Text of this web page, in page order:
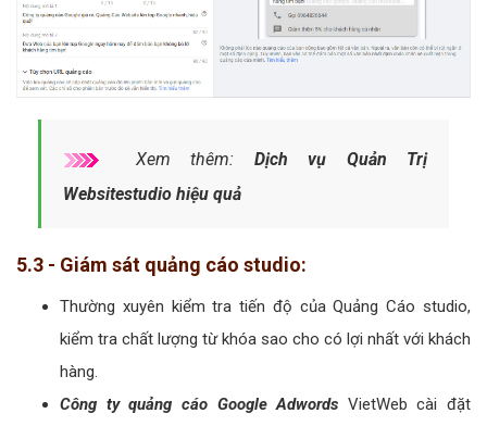
Xem thêm: Dịch vụ Quản Trị
Websitestudio hiệu quả
5.3 - Giám sát quảng cáo studio:
Thường xuyên kiểm tra tiến độ của Quảng Cáo studio,
kiểm tra chất lượng từ khóa sao cho có lợi nhất với khách
hàng.
Công ty quảng cáo Google Adwords VietWeb cài đặt